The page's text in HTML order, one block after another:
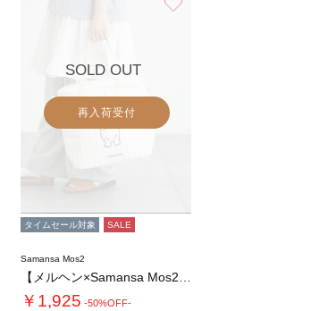
SOLD OUT
再入荷受付
タイムセール対象 SALE
Samansa Mos2
￥1,925 -50%OFF-